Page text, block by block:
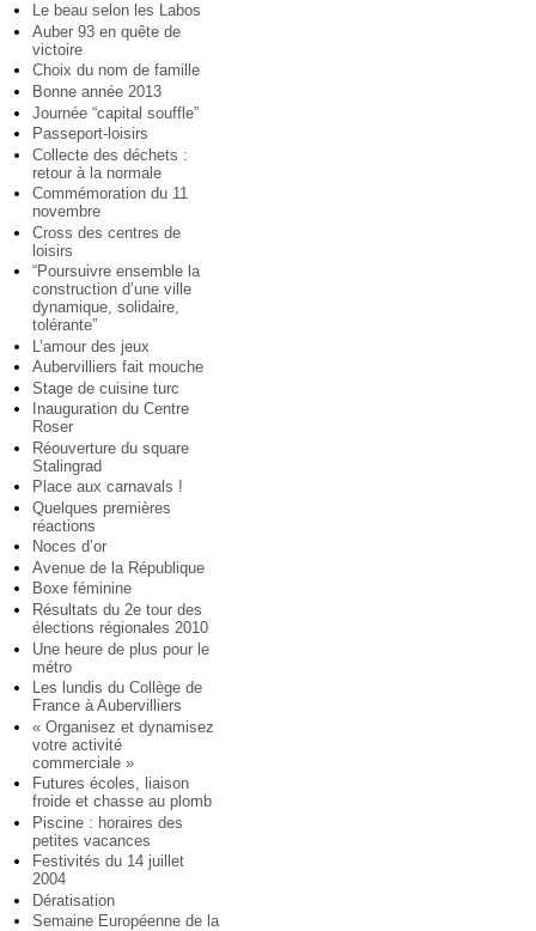
Le beau selon les Labos
Auber 93 en quête de
victoire
Choix du nom de famille
Bonne année 2013
Journée “capital souffle”
Passeport-loisirs
Collecte des déchets :
retour à la normale
Commémoration du 11
novembre
Cross des centres de
loisirs
“Poursuivre ensemble la
construction d’une ville
dynamique, solidaire,
tolérante”
L’amour des jeux
Aubervilliers fait mouche
Stage de cuisine turc
Inauguration du Centre
Roser
Réouverture du square
Stalingrad
Place aux carnavals !
Quelques premières
réactions
Noces d’or
Avenue de la République
Boxe féminine
Résultats du 2e tour des
élections régionales 2010
Une heure de plus pour le
métro
Les lundis du Collège de
France à Aubervilliers
« Organisez et dynamisez
votre activité
commerciale »
Futures écoles, liaison
froide et chasse au plomb
Piscine : horaires des
petites vacances
Festivités du 14 juillet
2004
Dératisation
Semaine Européenne de la